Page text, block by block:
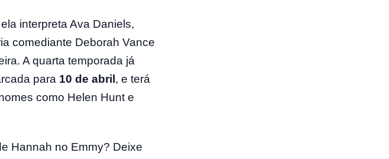
ela interpreta Ava Daniels,
comediante Deborah Vance
A quarta temporada já
para 10 de abril , e terá
como Helen Hunt e
Hannah no Emmy? Deixe